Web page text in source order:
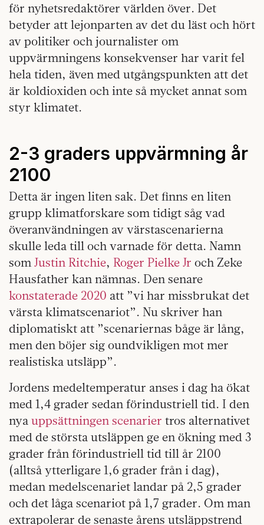
för nyhetsredaktörer världen över. Det
betyder att lejonparten av det du läst och hört
av politiker och journalister om
uppvärmningens konsekvenser har varit fel
hela tiden, även med utgångspunkten att det
är koldioxiden och inte så mycket annat som
styr klimatet.
2-3 graders uppvärmning år
2100
Detta är ingen liten sak. Det finns en liten
grupp klimatforskare som tidigt såg vad
överanvändningen av värstascenarierna
skulle leda till och varnade för detta. Namn
somJustin Ritchie, Roger Pielke Jr och Zeke
Hausfather kan nämnas. Den senare
konstaterade 2020 att ”vi har missbrukat det
värsta klimatscenariot”. Nu skriver han
diplomatiskt att ”scenariernas båge är lång,
men den böjer sig oundvikligen mot mer
realistiska utsläpp”.
Jordens medeltemperatur anses i dag ha ökat
med 1,4 grader sedan förindustriell tid. I den
nya uppsättningen scenarier tros alternativet
med de största utsläppen ge en ökning med 3
grader från förindustriell tid till år 2100
(alltså ytterligare 1,6 grader från i dag),
medan medelscenariet landar på 2,5 grader
och det låga scenariot på 1,7 grader. Om man
extrapolerar de senaste årens utsläppstrend